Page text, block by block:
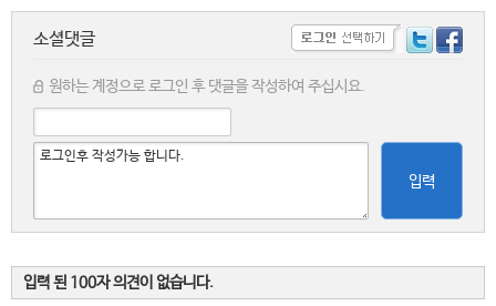
소셜댓글
원하는 계정으로 로그인 후 댓글을 작성하여 주십시요.
입력
입력 된 100자 의견이 없습니다.